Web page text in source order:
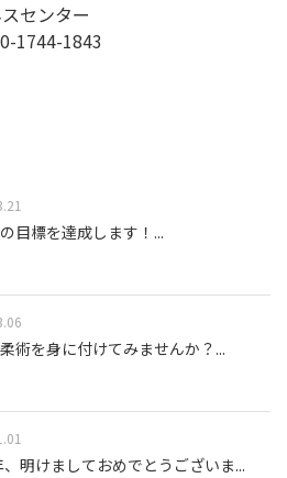
センター
1744-1843
目標を達成します！ ...
術を身に付けてみませんか？...
明けましておめでとうございま...